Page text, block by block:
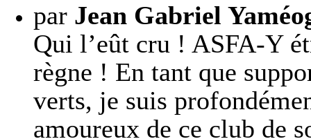
par Jean Gabriel
Qui l’eût cru ! ASFA-Y
règne ! En tant que
verts, je suis
amoureux de ce club de